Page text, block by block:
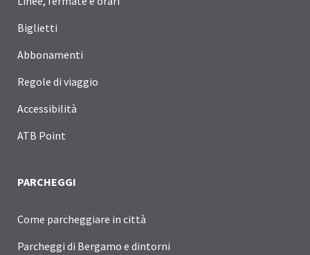
Biglietti
Abbonamenti
Regole di viaggio
Accessibilità
ATB Point
PARCHEGGI
Come parcheggiare in città
Parcheggi di Bergamo e dintorni